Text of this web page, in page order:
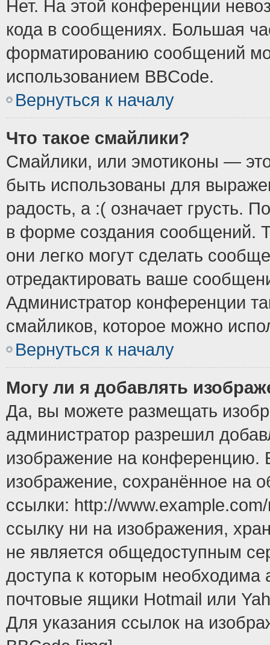
Нет. На этой конференции
кода в сообщениях. Большая
форматированию сообщений
использованием BBCode.
Вернуться к началу
Что такое смайлики?
Смайлики, или эмотиконы —
быть использованы для
радость, а :( означает грусть.
в форме создания сообщений.
они легко могут сделать
отредактировать ваше
Администратор конференции
смайликов, которое можно
Вернуться к началу
Могу ли я добавлять
Да, вы можете размещать
администратор разрешил
изображение на конференцию.
изображение, сохранённое на
ссылки: http://
ссылку ни на изображения,
не является общедоступным
доступа к которым
почтовые ящики Hotmail или
Для указания ссылок на